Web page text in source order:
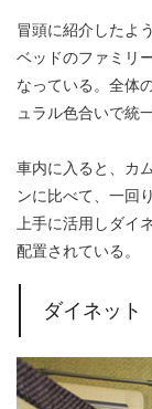
冒頭に紹介したよ
ベッドのファミリ
なっている。全体
ュラル色合いで統
車内に入ると、カ
ンに比べて、一回
上手に活用しダイ
配置されている。
ダイネット